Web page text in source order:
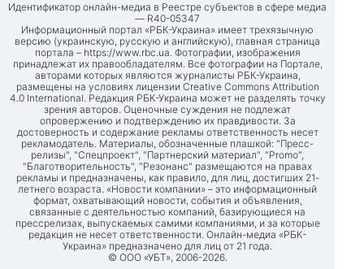
Идентификатор онлайн-медиа в Реестре субъектов в сфере медиа
— R40-05347
Информационный портал «РБК-Украина» имеет трехязычную
версию (украинскую, русскую и английскую), главная страница
портала – https://www.rbc.ua. Фотографии, изображения
принадлежат их правообладателям. Все фотографии на Портале,
авторами которых являются журналисты РБК-Украина,
размещены на условиях лицензии Creative Commons Attribution
4.0 International. Редакция РБК-Украина может не разделять точку
зрения авторов. Оценочные суждения не подлежат
опровержению и подтверждению их правдивости. За
достоверность и содержание рекламы ответственность несет
рекламодатель. Материалы, обозначенные плашкой: "Пресс-
релизы", "Спецпроект", "Партнерский материал", "Promo",
"Благотворительность", "Резонанс" размещаются на правах
рекламы и предназначены, как правило, для лиц, достигших 21-
летнего возраста. «Новости компании» – это информационный
формат, охватывающий новости, события и объявления,
связанные с деятельностью компаний, базирующиеся на
прессрелизах, выпускаемых самими компаниями, и за которые
редакция не несет ответственности. Онлайн-медиа «РБК-
Украина» предназначено для лиц от 21 года.
© ООО «УБТ», 2006-2026.